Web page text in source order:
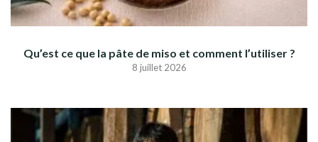
Qu’est ce que la pâte de miso et comment l’utiliser ?
8 juillet 2026